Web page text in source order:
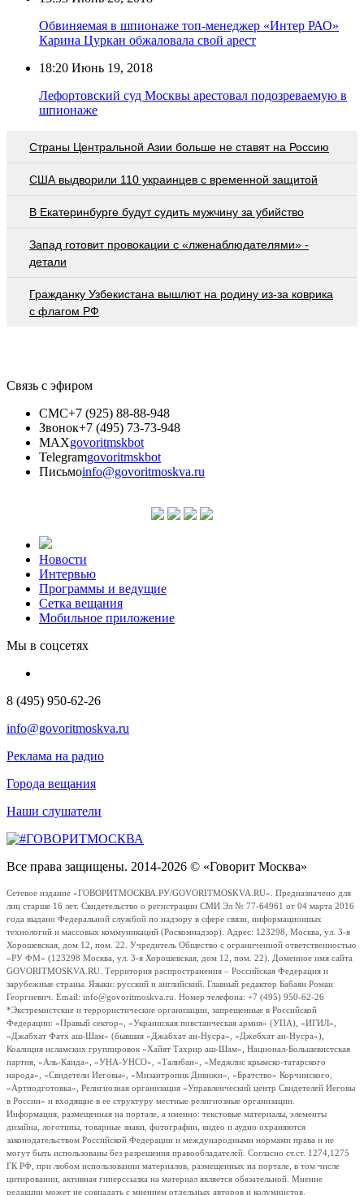
Обвиняемая в шпионаже топ-менеджер «Интер РАО»
Карина Цуркан обжаловала свой арест
18:20 Июнь 19, 2018
Лефортовский суд Москвы арестовал подозреваемую в
шпионаже
Страны Центральной Азии больше не ставят на Россию
США выдворили 110 украинцев с временной защитой
В Екатеринбурге будут судить мужчину за убийство
Запад готовит провокации с «лженаблюдателями» -
детали
Гражданку Узбекистана вышлют на родину из-за коврика
с флагом РФ
Связь с эфиром
СМС+7 (925) 88-88-948
Звонок+7 (495) 73-73-948
MAXgovoritmskbot
Telegramgovoritmskbot
Письмоinfo@govoritmoskva.ru
Новости
Интервью
Программы и ведущие
Сетка вещания
Мобильное приложение
Мы в соцсетях
8 (495) 950-62-26
info@govoritmoskva.ru
Реклама на радио
Города вещания
Наши слушатели
Все права защищены. 2014-2026 © «Говорит Москва»
Сетевое издание «ГОВОРИТМОСКВА.РУ/GOVORITMOSKVA.RU». Предназначено для
лиц старше 16 лет. Свидетельство о регистрации СМИ Эл № 77-64961 от 04 марта 2016
года выдано Федеральной службой по надзору в сфере связи, информационных
технологий и массовых коммуникаций (Роскомнадзор). Адрес: 123298, Москва, ул. 3-я
Хорошевская, дом 12, пом. 22. Учредитель Общество с ограниченной ответственностью
«РУ ФМ» (123298 Москва, ул. 3-я Хорошевская, дом 12, пом. 22). Доменное имя сайта
GOVORITMOSKVA.RU. Территория распространения – Российская Федерация и
зарубежные страны. Языки: русский и английский. Главный редактор Бабаян Роман
Георгиевич. Email: info@govoritmoskva.ru. Номер телефона: +7 (495) 950-62-26
*Экстремистские и террористические организации, запрещенные в Российской
Федерации: «Правый сектор», «Украинская повстанческая армия» (УПА), «ИГИЛ»,
«Джабхат Фатх аш-Шам» (бывшая «Джабхат ан-Нусра», «Джебхат ан-Нусра»),
Коалиция исламских группировок «Хайят Тахрир аш-Шам», Национал-Большевистская
партия, «Аль-Каида», «УНА-УНСО», «Талибан», «Меджлис крымско-татарского
народа», «Свидетели Иеговы», «Мизантропик Дивижн», «Братство» Корчинского,
«Артподготовка», Религиозная организация «Управленческий центр Свидетелей Иеговы
в России» и входящие в ее структуру местные религиозные организации.
Информация, размещенная на портале, а именно: текстовые материалы, элементы
дизайна, логотипы, товарные знаки, фотографии, видео и аудио охраняются
законодательством Российской Федерации и международными нормами права и не
могут быть использованы без разрешения правообладателей. Согласно ст.ст. 1274,1275
ГК РФ, при любом использовании материалов, размещенных на портале, в том числе
цитировании, активная гиперссылка на материал является обязательной. Мнение
редакции может не совпадать с мнением отдельных авторов и колумнистов.